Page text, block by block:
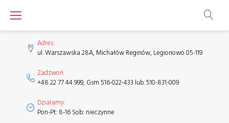
Adres:
ul. Warszawska 28A, Michałów Reginów, Legionowo 05-119
Zadzwoń
+48 22 77 44 999, Gsm 516-022-433 lub. 510-831-009
Działamy:
Pon-Pt: 8-16 Sob: nieczynne